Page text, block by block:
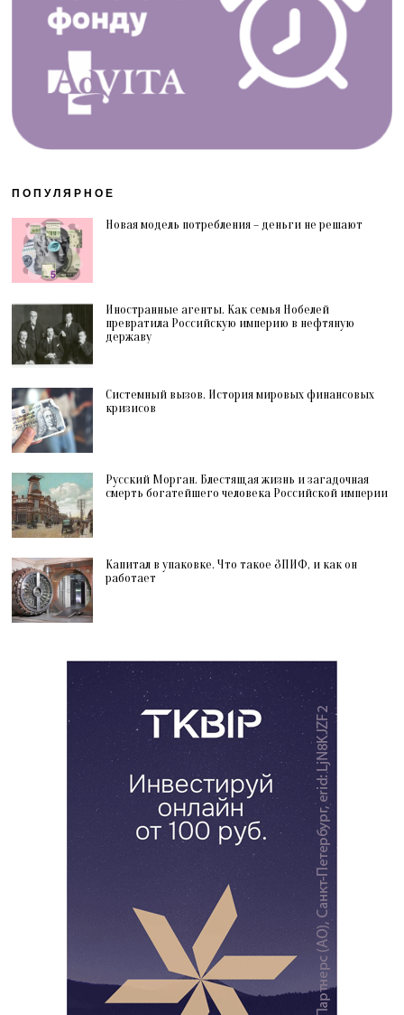
ПОПУЛЯРНОЕ
Новая модель потребления – деньги не решают
Иностранные агенты. Как семья Нобелей
превратила Российскую империю в нефтяную
державу
Системный вызов. История мировых финансовых
кризисов
Русский Морган. Блестящая жизнь и загадочная
смерть богатейшего человека Российской империи
Капитал в упаковке. Что такое ЗПИФ, и как он
работает